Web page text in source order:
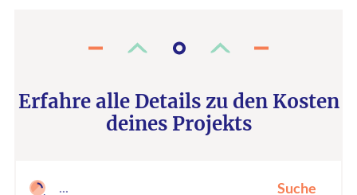
Erfahre alle Details zu den Kosten
deines Projekts
Suche